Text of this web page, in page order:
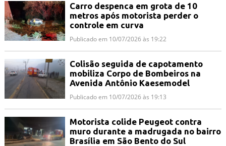
Carro despenca em grota de 10
metros após motorista perder o
controle em curva
Publicado em 10/07/2026 às 19:22
Colisão seguida de capotamento
mobiliza Corpo de Bombeiros na
Avenida Antônio Kaesemodel
Publicado em 10/07/2026 às 19:13
Motorista colide Peugeot contra
muro durante a madrugada no bairro
Brasília em São Bento do Sul